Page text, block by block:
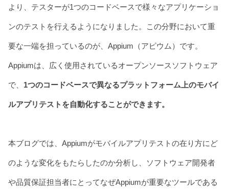
より、テスターが1つのコードベースで様々なアプリケーショ
ンのテストを行えるようになりました。この分野において重
要な一端を担っているのが、Appium（アピウム）です。
Appiumは、広く使用されているオープンソースソフトウェア
で、 1つのコードベースで異なるプラットフォーム上のモバイ
ルアプリテストを自動化することができます。
本ブログでは、Appiumがモバイルアプリテストの在り方にど
のような変化をもたらしたのか分析し、ソフトウェア開発者
や品質保証担当者にとってなぜAppiumが重要なツールである